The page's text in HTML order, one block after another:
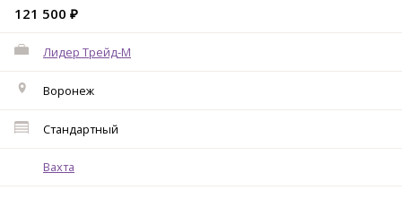
121 500 ₽
Лидер Трейд-M
Воронеж
Стандартный
Вахта